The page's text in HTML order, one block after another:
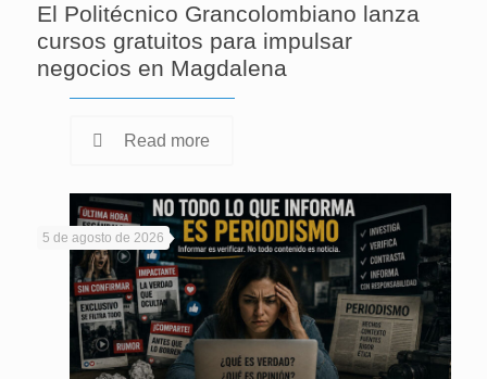
El Politécnico Grancolombiano lanza
cursos gratuitos para impulsar
negocios en Magdalena
Read more
5 de agosto de 2026